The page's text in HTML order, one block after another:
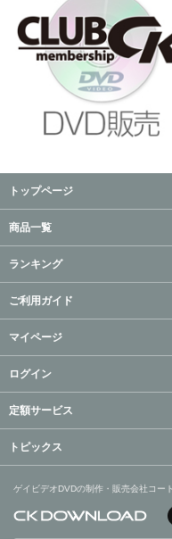
トップページ
商品一覧
ランキング
ご利用ガイド
マイページ
ログイン
定額サービス
トピックス
ゲイビデオDVDの制作・販売会社コー